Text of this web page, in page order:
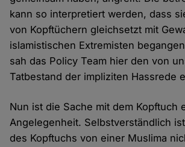
kann so interpretiert werden, dass
von Kopftüchern gleichsetzt mit
islamistischen Extremisten
sah das Policy Team hier den von
Tatbestand der impliziten Hassrede
Nun ist die Sache mit dem Kopftuch
Angelegenheit. Selbstverständlich
des Kopftuchs von einer Muslima